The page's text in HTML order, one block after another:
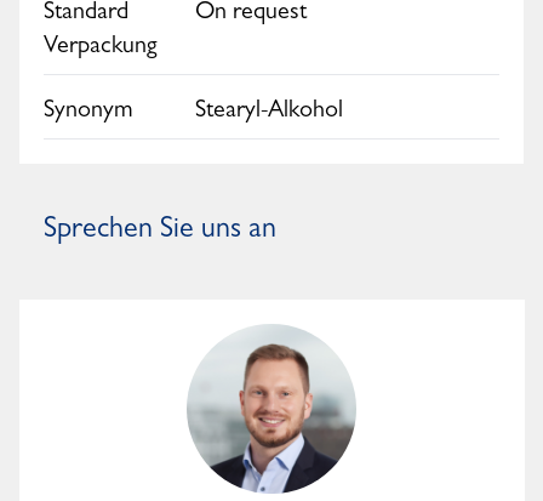
Standard
Verpackung
On request
Synonym Stearyl-Alkohol
Sprechen Sie uns an